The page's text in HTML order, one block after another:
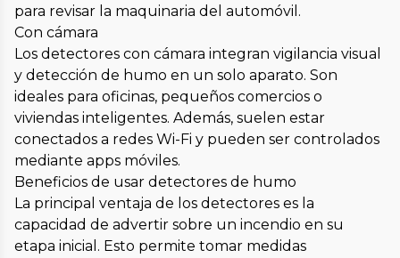
para revisar la maquinaria del automóvil.
Con cámara
Los detectores con cámara integran vigilancia visual
y detección de humo en un solo aparato. Son
ideales para oficinas, pequeños comercios o
viviendas inteligentes. Además, suelen estar
conectados a redes Wi-Fi y pueden ser controlados
mediante apps móviles.
Beneficios de usar detectores de humo
La principal ventaja de los detectores es la
capacidad de advertir sobre un incendio en su
etapa inicial. Esto permite tomar medidas